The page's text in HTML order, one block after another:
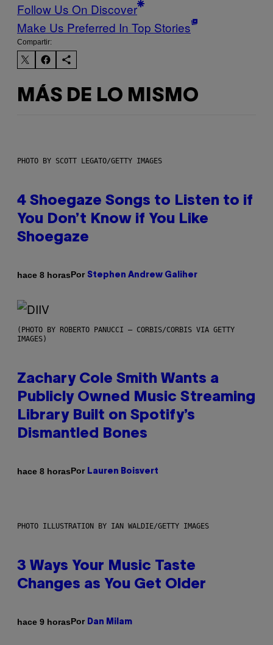
Follow Us On Discover
Make Us Preferred In Top Stories
Compartir:
MÁS DE LO MISMO
PHOTO BY SCOTT LEGATO/GETTY IMAGES
4 Shoegaze Songs to Listen to if
You Don’t Know if You Like
Shoegaze
hace 8 horasPor Stephen Andrew Galiher
(PHOTO BY ROBERTO PANUCCI – CORBIS/CORBIS VIA GETTY
IMAGES)
Zachary Cole Smith Wants a
Publicly Owned Music Streaming
Library Built on Spotify’s
Dismantled Bones
hace 8 horasPor Lauren Boisvert
PHOTO ILLUSTRATION BY IAN WALDIE/GETTY IMAGES
3 Ways Your Music Taste
Changes as You Get Older
hace 9 horasPor Dan Milam